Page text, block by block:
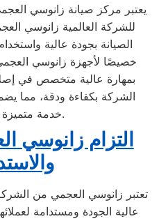
يعتبر مركز صيانة زانوسي
للشركة العالمية زانوسي
الصيانة بجودة عالية
خصيصًا لأجهزة زانوسي
بمهارة عالية متخصص في
الشركة بكفاءة ودقة، مما
خدمة متميزة وموثوقة.
التزام زانوسي
تعتبر زانوسي العجمي من
عالية الجودة ومستدامة